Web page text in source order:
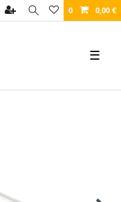
0 0,00 €
☰